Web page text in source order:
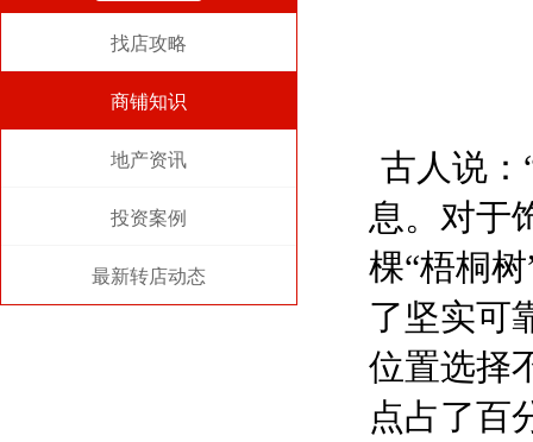
找店攻略
商铺知识
地产资讯
投资案例
最新转店动态
古人说：
息。对于
棵“梧桐
了坚实可
位置选择
点占了百